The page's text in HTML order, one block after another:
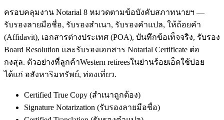
ครอบคลุมงาน Notarial 8 หมวดตามข้อบังคับสภาทนายฯ —
รับรองลายมือชื่อ, รับรองสำเนา, รับรองคำแปล, ให้ถ้อยคำ
(Affidavit), เอกสารต่างประเทศ (POA), บันทึกข้อเท็จจริง, รับรอง
Board Resolution และรับรองเอกสาร Notarial Certificate ต่อ
กงสุล. ตัวอย่างที่ลูกค้าWestern retireesในย่านร้อยเอ็ดใช้บ่อย
ได้แก่ อสังหาริมทรัพย์, ท่องเที่ยว.
Certified True Copy (สำเนาถูกต้อง)
Signature Notarization (รับรองลายมือชื่อ)